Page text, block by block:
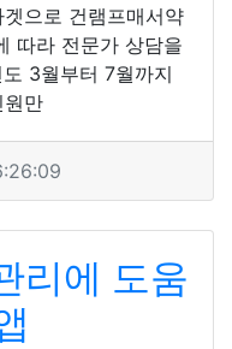
으로 건램프매서약
따라 전문가 상담을
3월부터 7월까지
원만
리에 도움